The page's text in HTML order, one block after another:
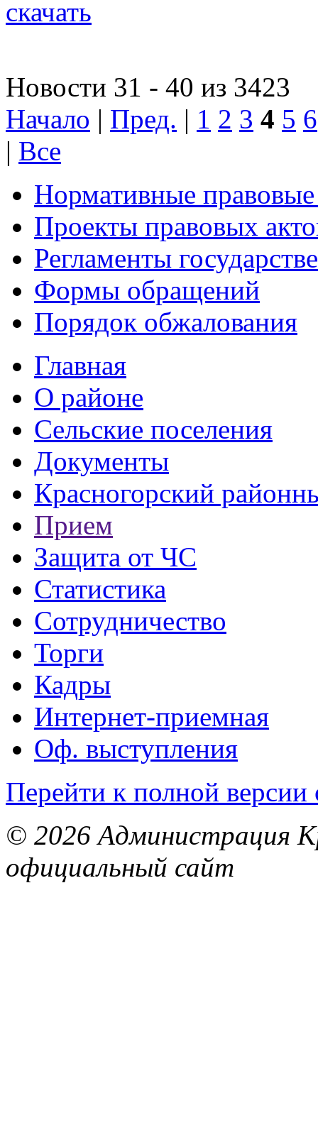
скачать
Новости 31 - 40 из 3423
Начало | Пред. | 1 2 3 4 5 6
| Все
Нормативные
Проекты правовых
Регламенты
Формы обращений
Порядок обжалования
Главная
О районе
Сельские поселения
Документы
Красногорский
Прием
Защита от ЧС
Статистика
Сотрудничество
Торги
Кадры
Интернет-приемная
Оф. выступления
Перейти к полной версии
© 2026 Администрация
официальный сайт